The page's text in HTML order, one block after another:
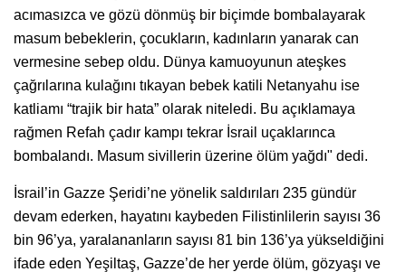
acımasızca ve gözü dönmüş bir biçimde bombalayarak
masum bebeklerin, çocukların, kadınların yanarak can
vermesine sebep oldu. Dünya kamuoyunun ateşkes
çağrılarına kulağını tıkayan bebek katili Netanyahu ise
katliamı “trajik bir hata” olarak niteledi. Bu açıklamaya
rağmen Refah çadır kampı tekrar İsrail uçaklarınca
bombalandı. Masum sivillerin üzerine ölüm yağdı" dedi.
İsrail’in Gazze Şeridi’ne yönelik saldırıları 235 gündür
devam ederken, hayatını kaybeden Filistinlilerin sayısı 36
bin 96’ya, yaralananların sayısı 81 bin 136’ya yükseldiğini
ifade eden Yeşiltaş, Gazze’de her yerde ölüm, gözyaşı ve